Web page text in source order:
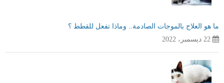
ما هو العلاج بالموجات الصادمة.. وماذا تفعل للقطط ؟
22 ديسمبر، 2022